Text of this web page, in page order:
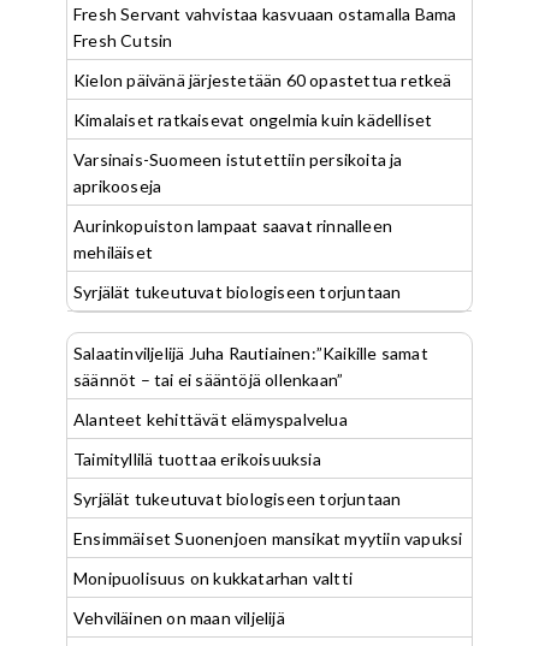
Fresh Servant vahvistaa kasvuaan ostamalla Bama
Fresh Cutsin
Kielon päivänä järjestetään 60 opastettua retkeä
Kimalaiset ratkaisevat ongelmia kuin kädelliset
Varsinais-Suomeen istutettiin persikoita ja
aprikooseja
Aurinkopuiston lampaat saavat rinnalleen
mehiläiset
Syrjälät tukeutuvat biologiseen torjuntaan
Salaatinviljelijä Juha Rautiainen:”Kaikille samat
säännöt – tai ei sääntöjä ollenkaan”
Alanteet kehittävät elämyspalvelua
Taimityllilä tuottaa erikoisuuksia
Syrjälät tukeutuvat biologiseen torjuntaan
Ensimmäiset Suonenjoen mansikat myytiin vapuksi
Monipuolisuus on kukkatarhan valtti
Vehviläinen on maan viljelijä